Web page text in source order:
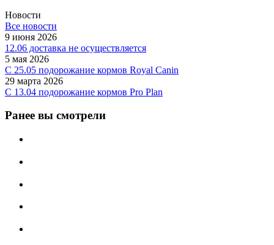
Новости
Все новости
9 июня 2026
12.06 доставка не осуществляется
5 мая 2026
C 25.05 подорожание кормов Royal Canin
29 марта 2026
С 13.04 подорожание кормов Pro Plan
Ранее вы смотрели